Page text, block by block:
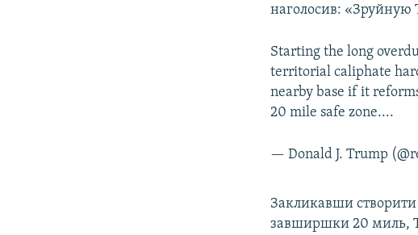
наголосив: «Зруйную
Starting the long
territorial caliphate
nearby base if it
20 mile safe zone....
— Donald J. Trump
Закликавши створити
завширшки 20 миль,